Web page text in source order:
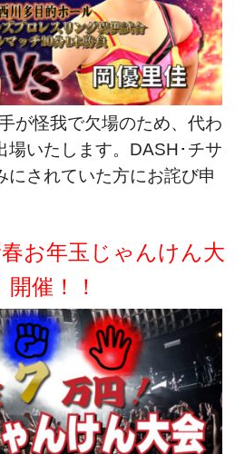
が怪我で欠場のため、代わ
場いたします。DASH･チサ
にされていた方にお詫び申
お年玉じゃんけん大
開催！！